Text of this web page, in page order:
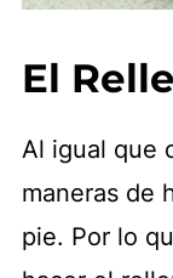
El
Al igual que
maneras de
pie. Por lo